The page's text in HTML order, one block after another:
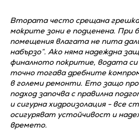
Втората често срещана
мокрите зони е подценена. При
помещения влагата не пита
набързо”. Ако няма надеждна
финалното покритие, водата
точно тогава дребните
в големи ремонти. Ето защо
подход започва с правилна
и сигурна хидроизолация - все
осигуряват устойчивост и
времето.